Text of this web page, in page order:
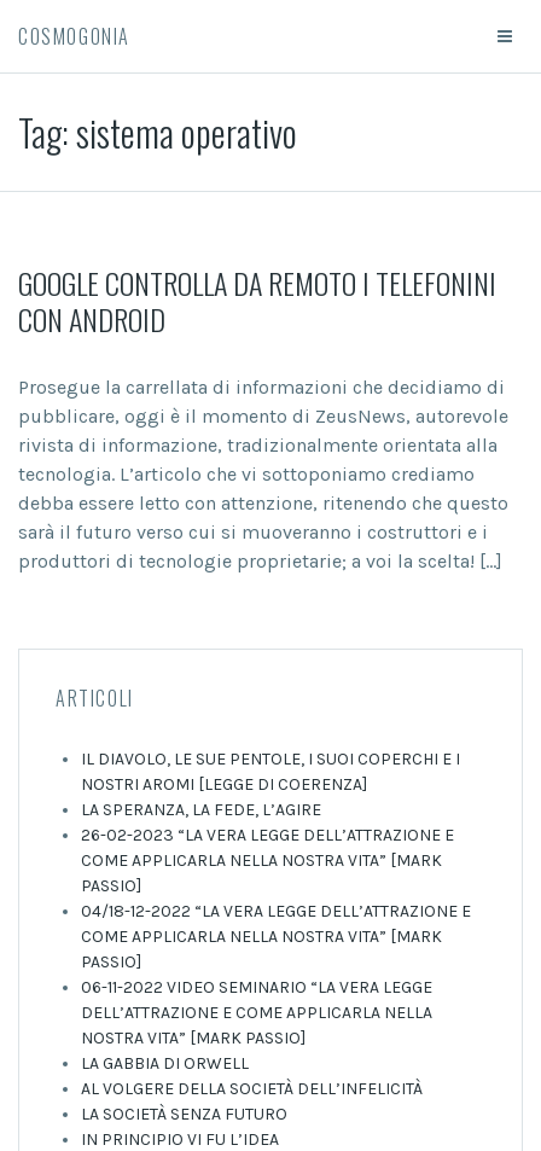
COSMOGONIA
Tag:sistema operativo
GOOGLE CONTROLLA DA REMOTO I TELEFONINI
CON ANDROID
Prosegue la carrellata di informazioni che decidiamo di
pubblicare, oggi è il momento di ZeusNews, autorevole
rivista di informazione, tradizionalmente orientata alla
tecnologia. L’articolo che vi sottoponiamo crediamo
debba essere letto con attenzione, ritenendo che questo
sarà il futuro verso cui si muoveranno i costruttori e i
produttori di tecnologie proprietarie; a voi la scelta! […]
ARTICOLI
IL DIAVOLO, LE SUE PENTOLE, I SUOI COPERCHI E I
NOSTRI AROMI [LEGGE DI COERENZA]
LA SPERANZA, LA FEDE, L’AGIRE
26-02-2023 “LA VERA LEGGE DELL’ATTRAZIONE E
COME APPLICARLA NELLA NOSTRA VITA” [MARK
PASSIO]
04/18-12-2022 “LA VERA LEGGE DELL’ATTRAZIONE E
COME APPLICARLA NELLA NOSTRA VITA” [MARK
PASSIO]
06-11-2022 VIDEO SEMINARIO “LA VERA LEGGE
DELL’ATTRAZIONE E COME APPLICARLA NELLA
NOSTRA VITA” [MARK PASSIO]
LA GABBIA DI ORWELL
AL VOLGERE DELLA SOCIETÀ DELL’INFELICITÀ
LA SOCIETÀ SENZA FUTURO
IN PRINCIPIO VI FU L’IDEA